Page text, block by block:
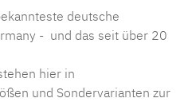
deutsche
- und das seit über 20
hier in
und Sondervarianten zur